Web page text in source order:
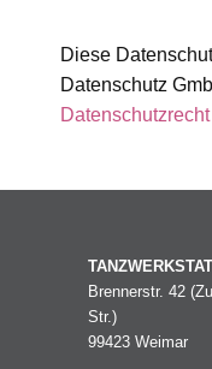
Diese
Datenschutz
Datenschutzrecht
Brennerstr. 42
Str.)
99423 Weimar